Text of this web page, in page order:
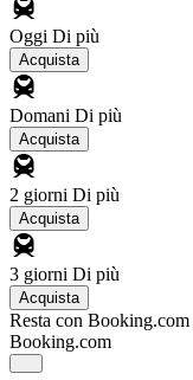
Oggi Di più
Acquista
Domani Di più
Acquista
2 giorni Di più
Acquista
3 giorni Di più
Acquista
Resta con Booking.com
Booking.com